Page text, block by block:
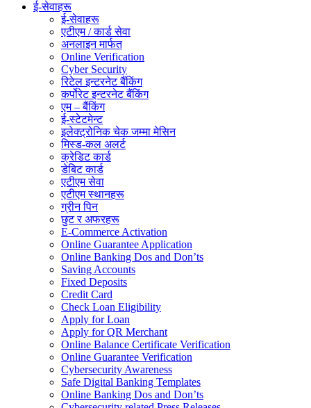
ई-सेवाहरू
ई-सेवाहरू
एटीएम / कार्ड सेवा
अनलाइन मार्फत
Online Verification
Cyber Security
रिटेल इन्टरनेट बैंकिंग
कर्पोरेट इन्टरनेट बैंकिंग
एम – बैंकिंग
ई-स्टेटमेन्ट
इलेक्ट्रोनिक चेक जम्मा मेसिन
मिस्ड-कल अलर्ट
क्रेडिट कार्ड
डेबिट कार्ड
एटीएम सेवा
एटीएम स्थानहरू
ग्रीन पिन
छुट र अफरहरू
E-Commerce Activation
Online Guarantee Application
Online Banking Dos and Don’ts
Saving Accounts
Fixed Deposits
Credit Card
Check Loan Eligibility
Apply for Loan
Apply for QR Merchant
Online Balance Certificate Verification
Online Guarantee Verification
Cybersecurity Awareness
Safe Digital Banking Templates
Online Banking Dos and Don’ts